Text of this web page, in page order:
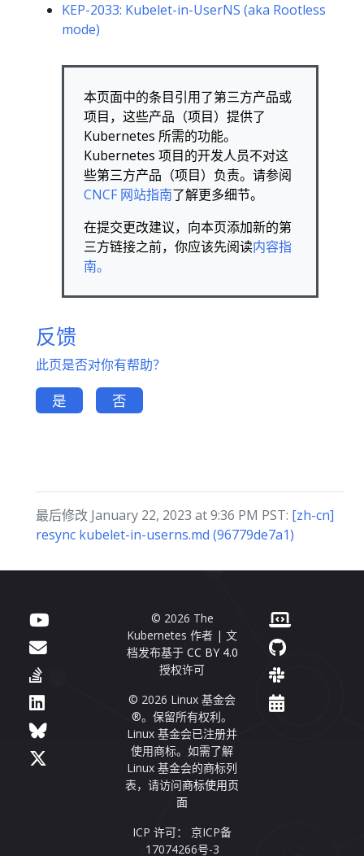
KEP-2033: Kubelet-in-UserNS (aka Rootless
mode)
本页面中的条目引用了第三方产品或
项目，这些产品（项目）提供了
Kubernetes 所需的功能。
Kubernetes 项目的开发人员不对这
些第三方产品（项目）负责。请参阅
CNCF 网站指南了解更多细节。
在提交更改建议，向本页添加新的第
三方链接之前，你应该先阅读内容指
南。
反馈
此页是否对你有帮助？
是 否
最后修改 January 22, 2023 at 9:36 PM PST: [zh-cn]
resync kubelet-in-userns.md (96779de7a1)
© 2026 The
Kubernetes 作者 | 文
档发布基于 CC BY 4.0
授权许可
© 2026 Linux 基金会
®。保留所有权利。
Linux 基金会已注册并
使用商标。如需了解
Linux 基金会的商标列
表，请访问商标使用页
面
ICP 许可： 京ICP备
17074266号-3